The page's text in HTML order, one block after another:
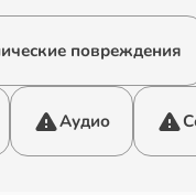
повреждения
Аудио